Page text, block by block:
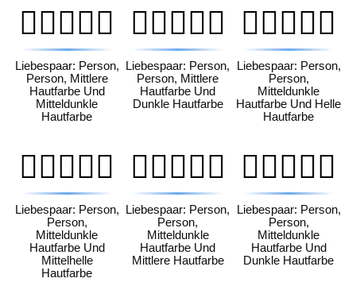
🧑🏽‍❤️‍🧑🏾
Liebespaar: Person,
Person, Mittlere
Hautfarbe Und
Mitteldunkle
Hautfarbe
🧑🏽‍❤️‍🧑🏿
Liebespaar: Person,
Person, Mittlere
Hautfarbe Und
Dunkle Hautfarbe
🧑🏾‍❤️‍🧑🏻
Liebespaar: Person,
Person,
Mitteldunkle
Hautfarbe Und Helle
Hautfarbe
🧑🏾‍❤️‍🧑🏼
Liebespaar: Person,
Person,
Mitteldunkle
Hautfarbe Und
Mittelhelle
Hautfarbe
🧑🏾‍❤️‍🧑🏽
Liebespaar: Person,
Person,
Mitteldunkle
Hautfarbe Und
Mittlere Hautfarbe
🧑🏾‍❤️‍🧑🏿
Liebespaar: Person,
Person,
Mitteldunkle
Hautfarbe Und
Dunkle Hautfarbe